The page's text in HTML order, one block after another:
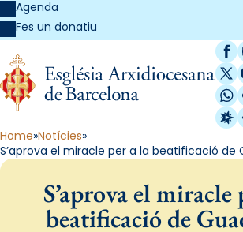
Agenda
Fes un donatiu
X /
Home Notícies
S’aprova el miracle per a la beatificació de
S’aprova el miracle
beatificació de